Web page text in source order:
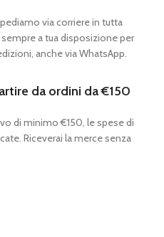
via corriere in tutta
a tua disposizione per
anche via WhatsApp.
da ordini da €150
di minimo €150, le spese di
Riceverai la merce senza